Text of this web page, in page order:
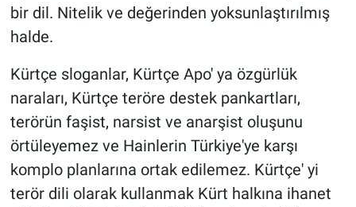
bir dil. Nitelik ve değerinden yoksunlaştırılmış
halde.
Kürtçe sloganlar, Kürtçe Apo' ya özgürlük
naraları, Kürtçe teröre destek pankartları,
terörün faşist, narsist ve anarşist oluşunu
örtüleyemez ve Hainlerin Türkiye'ye karşı
komplo planlarına ortak edilemez. Kürtçe' yi
terör dili olarak kullanmak Kürt halkına ihanet